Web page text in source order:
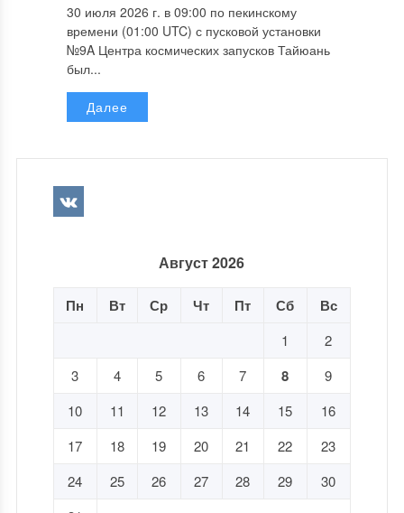
30 июля 2026 г. в 09:00 по пекинскому
времени (01:00 UTC) с пусковой установки
№9A Центра космических запусков Тайюань
был...
Далее
Август 2026
Пн Вт Ср Чт Пт Сб Вс
1
2
3
4 5 6 7 8
9
10
11 12 13 14 15
16
17
18 19 20 21 22
23
24
25 26 27 28 29
30